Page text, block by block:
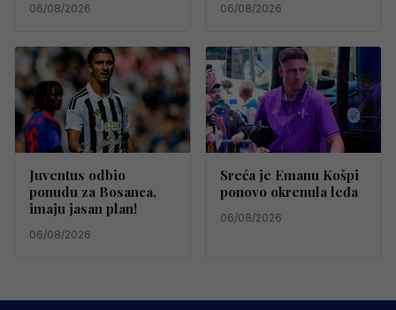
06/08/2026 06/08/2026
Juventus odbio
ponudu za Bosanca,
imaju jasan plan!
06/08/2026
Sreća je Emanu Košpi
ponovo okrenula leđa
06/08/2026